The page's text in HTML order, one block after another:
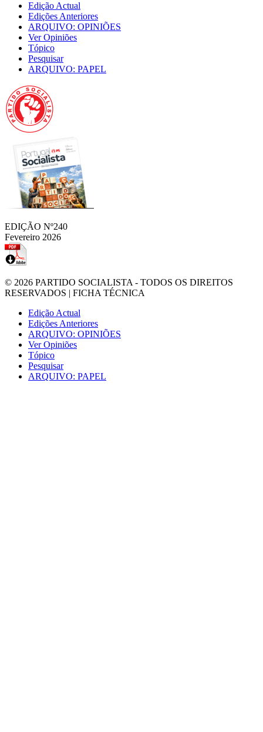
Edição Actual
Edições Anteriores
ARQUIVO: OPINIÕES
Ver Opiniões
Tópico
Pesquisar
ARQUIVO: PAPEL
EDIÇÃO Nº240
Fevereiro 2026
© 2026 PARTIDO SOCIALISTA - TODOS OS DIREITOS
RESERVADOS | FICHA TÉCNICA
Edição Actual
Edições Anteriores
ARQUIVO: OPINIÕES
Ver Opiniões
Tópico
Pesquisar
ARQUIVO: PAPEL